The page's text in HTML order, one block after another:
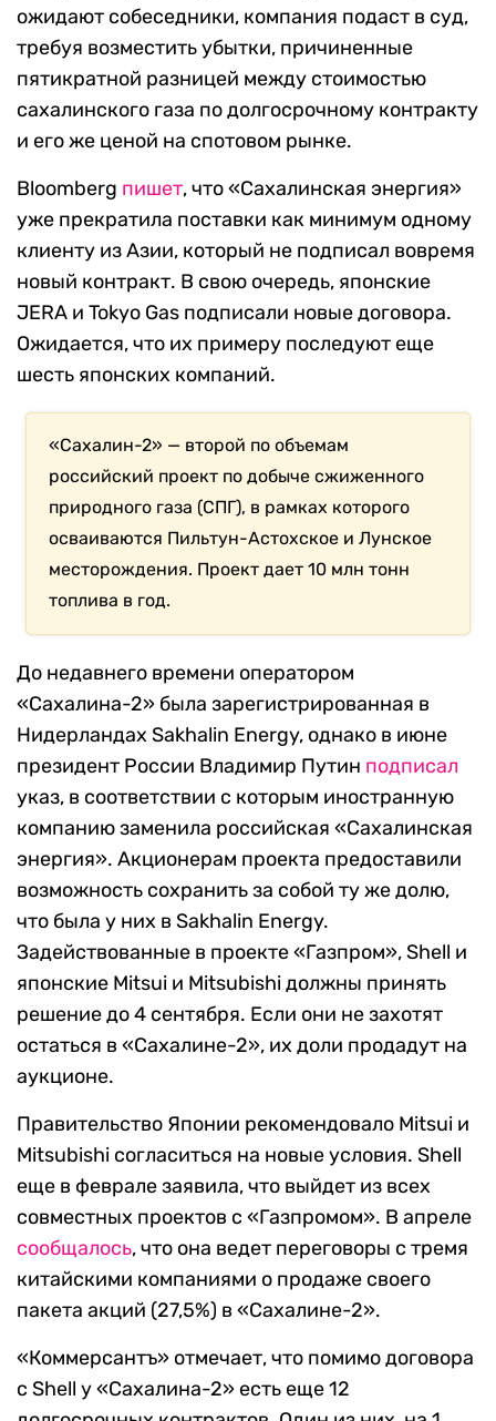
ожидают собеседники, компания подаст в суд,
требуя возместить убытки, причиненные
пятикратной разницей между стоимостью
сахалинского газа по долгосрочному контракту
и его же ценой на спотовом рынке.
Bloomberg пишет, что «Сахалинская энергия»
уже прекратила поставки как минимум одному
клиенту из Азии, который не подписал вовремя
новый контракт. В свою очередь, японские
JERA и Tokyo Gas подписали новые договора.
Ожидается, что их примеру последуют еще
шесть японских компаний.
«Сахалин-2» — второй по объемам
российский проект по добыче сжиженного
природного газа (СПГ), в рамках которого
осваиваются Пильтун-Астохское и Лунское
месторождения. Проект дает 10 млн тонн
топлива в год.
До недавнего времени оператором
«Сахалина-2» была зарегистрированная в
Нидерландах Sakhalin Energy, однако в июне
президент России Владимир Путин подписал
указ, в соответствии с которым иностранную
компанию заменила российская «Сахалинская
энергия». Акционерам проекта предоставили
возможность сохранить за собой ту же долю,
что была у них в Sakhalin Energy.
Задействованные в проекте «Газпром», Shell и
японские Mitsui и Mitsubishi должны принять
решение до 4 сентября. Если они не захотят
остаться в «Сахалине-2», их доли продадут на
аукционе.
Правительство Японии рекомендовало Mitsui и
Mitsubishi согласиться на новые условия. Shell
еще в феврале заявила, что выйдет из всех
совместных проектов с «Газпромом». В апреле
сообщалось, что она ведет переговоры с тремя
китайскими компаниями о продаже своего
пакета акций (27,5%) в «Сахалине-2».
«Коммерсантъ» отмечает, что помимо договора
с Shell у «Сахалина-2» есть еще 12